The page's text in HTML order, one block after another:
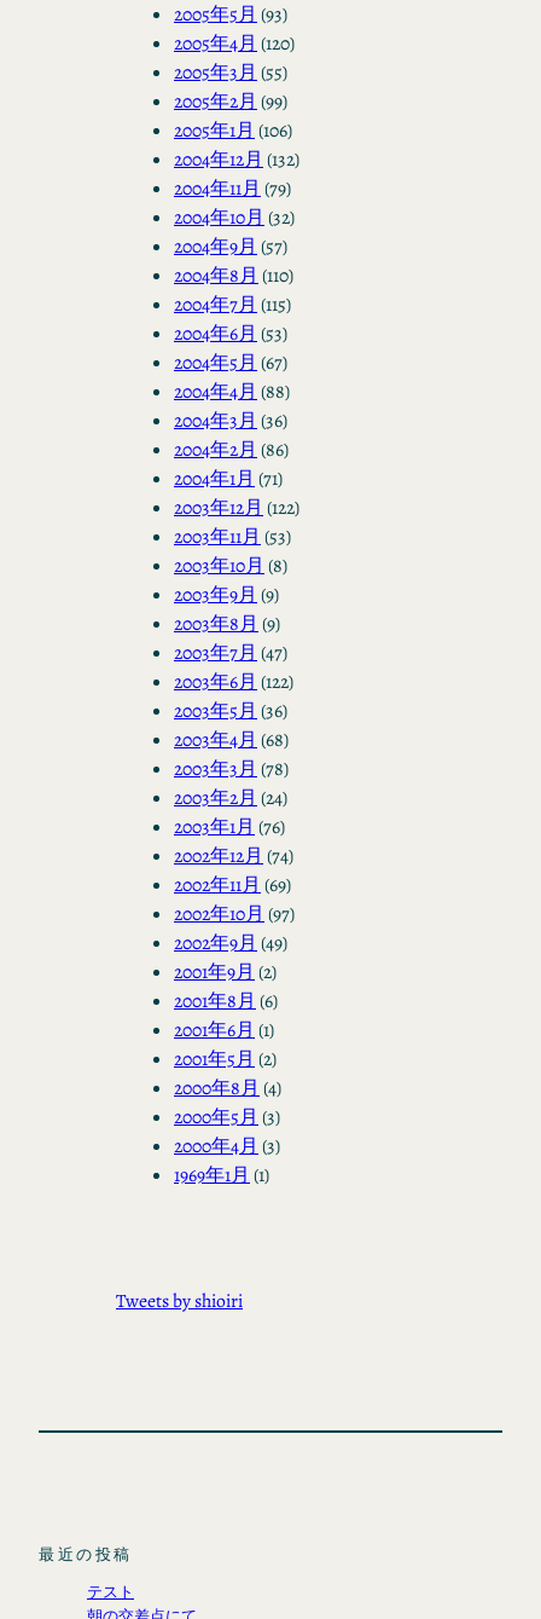
2005年5月 (93)
2005年4月 (120)
2005年3月 (55)
2005年2月 (99)
2005年1月 (106)
2004年12月 (132)
2004年11月 (79)
2004年10月 (32)
2004年9月 (57)
2004年8月 (110)
2004年7月 (115)
2004年6月 (53)
2004年5月 (67)
2004年4月 (88)
2004年3月 (36)
2004年2月 (86)
2004年1月 (71)
2003年12月 (122)
2003年11月 (53)
2003年10月 (8)
2003年9月 (9)
2003年8月 (9)
2003年7月 (47)
2003年6月 (122)
2003年5月 (36)
2003年4月 (68)
2003年3月 (78)
2003年2月 (24)
2003年1月 (76)
2002年12月 (74)
2002年11月 (69)
2002年10月 (97)
2002年9月 (49)
2001年9月 (2)
2001年8月 (6)
2001年6月 (1)
2001年5月 (2)
2000年8月 (4)
2000年5月 (3)
2000年4月 (3)
1969年1月 (1)
Tweets by shioiri
最近の投稿
テスト